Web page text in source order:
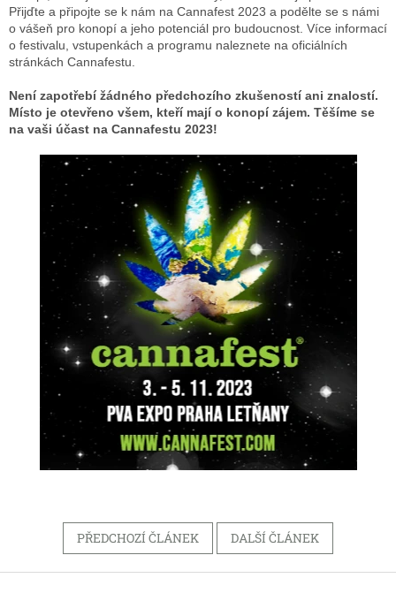
Přijďte a připojte se k nám na Cannafest 2023 a podělte se s námi
o vášeň pro konopí a jeho potenciál pro budoucnost. Více informací
o festivalu, vstupenkách a programu naleznete na oficiálních
stránkách Cannafestu.
Není zapotřebí žádného předchozího zkušeností ani znalostí.
Místo je otevřeno všem, kteří mají o konopí zájem. Těšíme se
na vaši účast na Cannafestu 2023!
PŘEDCHOZÍ ČLÁNEK DALŠÍ ČLÁNEK
Z